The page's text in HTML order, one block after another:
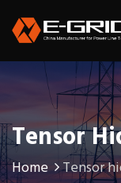
Tensor
Home Tensor